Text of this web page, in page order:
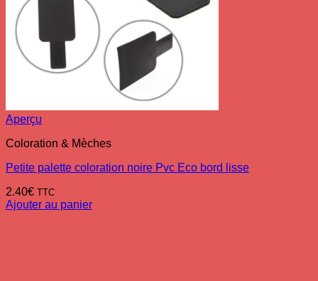
Aperçu
Coloration & Mèches
Petite palette coloration noire Pvc Eco bord lisse
2.40€ TTC
Ajouter au panier